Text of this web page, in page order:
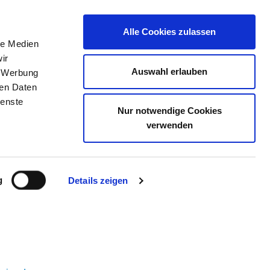
Medien
Daten
Details zeigen
Alle Cookies zulassen
Auswahl erlauben
Nur notwendige Cookies
verwenden
KONTAKT IHRE MEINUNG